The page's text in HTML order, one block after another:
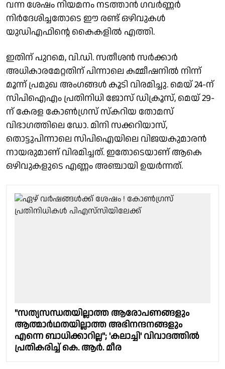
വന്ന ശേഷം നിയമനം നടത്താൻ ഗവർണ്ണർ
നിർദേശിച്ചതോടെ ഈ രണ്ട് ഒഴിവുകൾ
യുഡിഎഫിൻ്റെ കൈകളിൽ എത്തി.
ഇതിന് പുറമെ, വി.ഡി. സതീശൻ സർക്കാർ
അധികാരമേറ്റതിന് പിന്നാലെ കമ്മീഷനിൽ നിന്ന്
മൂന്ന് പ്രമുഖ അംഗങ്ങൾ കൂടി വിരമിച്ചു. മെയ് 24-ന്
സിപിഐഎം പ്രതിനിധി ജോസ് ഡിക്രൂസ്, മെയ് 29-
ന് കേരള കോൺഗ്രസ് സ്കറിയ തോമസ്
വിഭാഗത്തിലെ ഡോ. മിനി സക്കറിയാസ്,
തൊട്ടുപിന്നാലെ സിപിഐയിലെ വിജയകുമാരൻ
നായരുമാണ് വിരമിച്ചത്. ഇതോടെയാണ് ആകെ
ഒഴിവുകളുടെ എണ്ണം അഞ്ചായി ഉയർന്നത്.
"സത്യസന്ധതയില്ലാത്ത ആരോപണങ്ങളും
ആത്മാർഥതയില്ലാത്ത അഭിനന്ദനങ്ങളും
എന്നെ ബാധിക്കാറില്ല"; 'കലാച്ചി' വിവാദത്തിൽ
പ്രതികരിച്ച് കെ. ആർ. മീര